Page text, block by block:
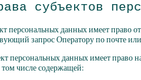
субъектов
персональных данных имеет право
запрос Оператору по почте
персональных данных имеет право
числе содержащей: